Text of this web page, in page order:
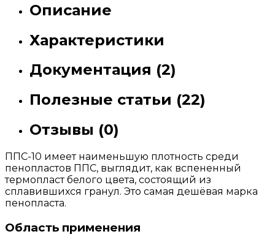
Описание
Характеристики
Документация (2)
Полезные статьи (22)
Отзывы (0)
ППС-10 имеет наименьшую плотность среди
пенопластов ППС, выглядит, как вспененный
термопласт белого цвета, состоящий из
сплавившихся гранул. Это самая дешёвая марка
пенопласта.
Область применения